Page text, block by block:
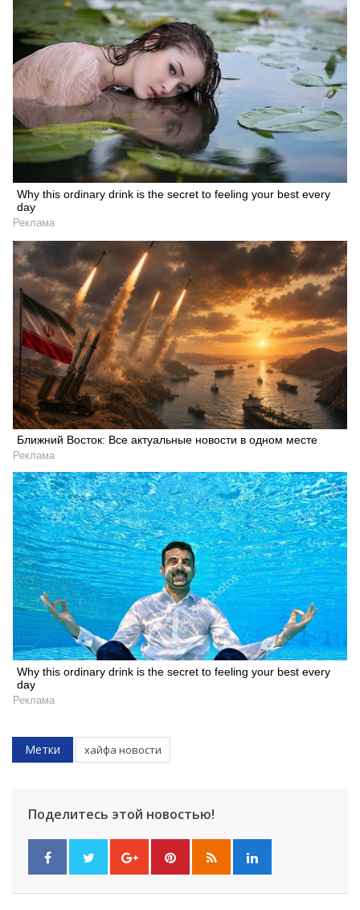
Искать
Why this ordinary drink is the secret to feeling your best every
day
Реклама
Ближний Восток: Все актуальные новости в одном месте
Реклама
Why this ordinary drink is the secret to feeling your best every
day
Реклама
Метки хайфа новости
Поделитесь этой новостью!